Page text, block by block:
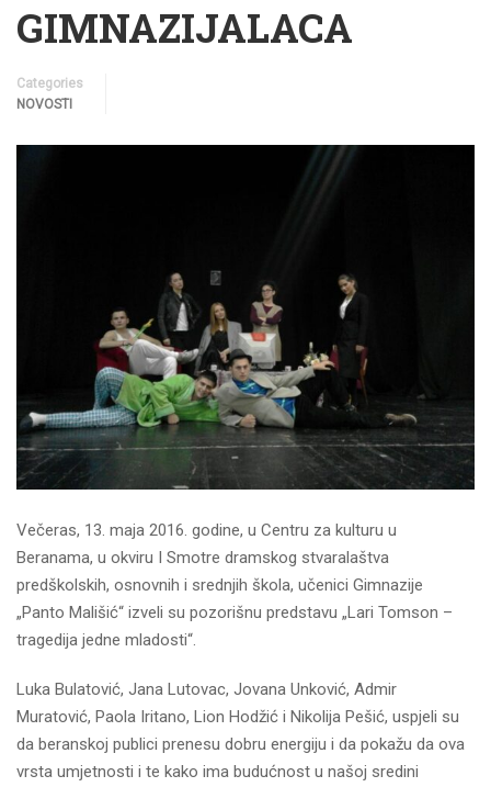
GIMNAZIJALACA
Categories
NOVOSTI
Večeras, 13. maja 2016. godine, u Centru za kulturu u
Beranama, u okviru I Smotre dramskog stvaralaštva
predškolskih, osnovnih i srednjih škola, učenici Gimnazije
„Panto Mališić“ izveli su pozorišnu predstavu „Lari Tomson –
tragedija jedne mladosti“.
Luka Bulatović, Jana Lutovac, Jovana Unković, Admir
Muratović, Paola Iritano, Lion Hodžić i Nikolija Pešić, uspjeli su
da beranskoj publici prenesu dobru energiju i da pokažu da ova
vrsta umjetnosti i te kako ima budućnost u našoj sredini